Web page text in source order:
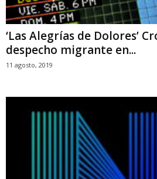
‘Las Alegrías de Dolores’
despecho migrante en...
11 agosto, 2019